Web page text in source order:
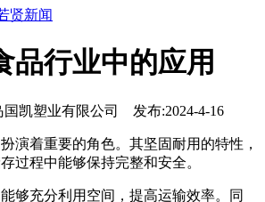
贤新闻
品行业中的应用
凯塑业有限公司 发布:2024-4-16
演着重要的角色。其坚固耐用的特性，
过程中能够保持完整和安全。
够充分利用空间，提高运输效率。同